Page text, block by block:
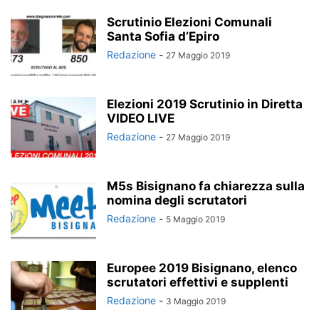
Scrutinio Elezioni Comunali
Santa Sofia d’Epiro
Redazione - 27 Maggio 2019
Elezioni 2019 Scrutinio in Diretta
VIDEO LIVE
Redazione - 27 Maggio 2019
M5s Bisignano fa chiarezza sulla
nomina degli scrutatori
Redazione - 5 Maggio 2019
Europee 2019 Bisignano, elenco
scrutatori effettivi e supplenti
Redazione - 3 Maggio 2019